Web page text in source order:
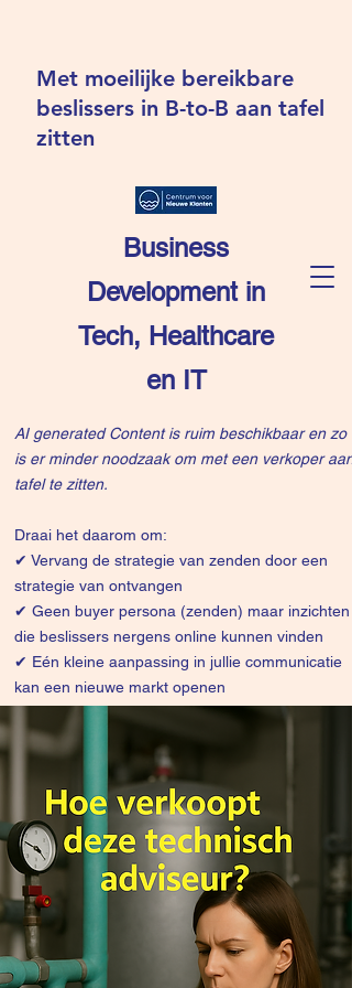
Business
Development in
Tech, Healthcare
en IT
Met moeilijke bereikbare
beslissers in B-to-B aan tafel
zitten
AI generated Content is ruim beschikbaar en zo
is er minder noodzaak om met een verkoper aan
tafel te zitten.
Draai het daarom om:
✔ Vervang de strategie van zenden door een
strategie van ontvangen
✔ Geen buyer persona (zenden) maar inzichten
die beslissers nergens online kunnen vinden
✔ Eén kleine aanpassing in jullie communicatie
kan een nieuwe markt openen